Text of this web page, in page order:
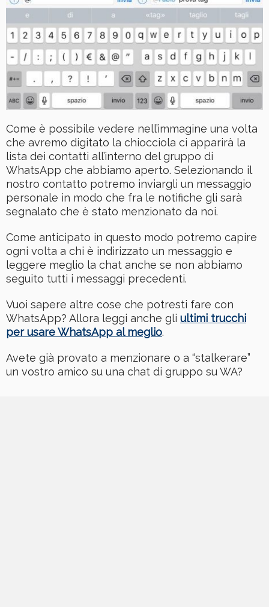
Come è possibile vedere nell’immagine una volta
che avremo digitato la chiocciola ci apparirà la
lista dei contatti all’interno del gruppo di
WhatsApp che abbiamo aperto. Selezionando il
nostro contatto potremo inviargli un messaggio
personale in modo che fra le notifiche gli sarà
segnalato che è stato menzionato da noi.
Come anticipato in questo modo potremo capire
ogni volta a chi è indirizzato un messaggio e
leggere meglio la chat anche se non abbiamo
seguito tutti i messaggi precedenti.
Vuoi sapere altre cose che potresti fare con
WhatsApp? Allora leggi anche gli ultimi trucchi
per usare WhatsApp al meglio.
Avete già provato a menzionare o a “stalkerare”
un vostro amico su una chat di gruppo su WA?